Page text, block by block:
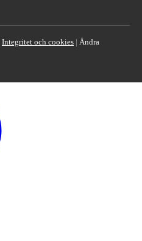
Integritet och cookies | Ändra